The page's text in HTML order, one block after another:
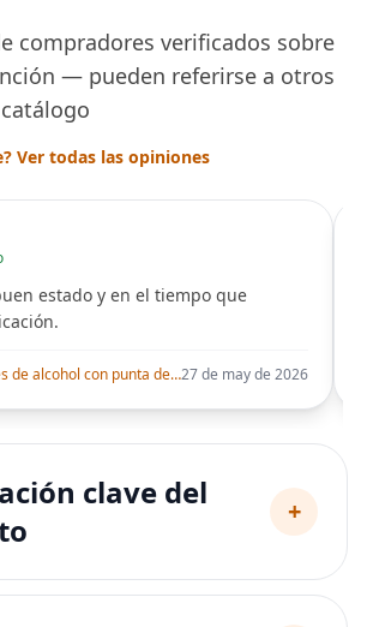
compradores verificados sobre
— pueden referirse a otros
Ver todas las opiniones
estado y en el tiempo que
Ohuhu Marcadores de alcohol con punta de pincel – Juego de marcadores artísticos de doble punta con certificación AP para artistas adultos27 de may de 2026
clave del
+